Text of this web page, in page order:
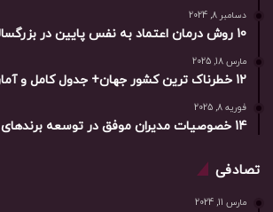
دسامبر 8, 2024
10 روش درمان اعتماد به نفس پایین در بزرگسالان
مارس 18, 2025
12 خطرناک ترین کشور جهان+ جدول کامل و آمار
فوریه 8, 2025
14 خصوصیات مدیران موفق در توسعه برندهای بین‌المللی
تصادفی
مارس 11, 2024